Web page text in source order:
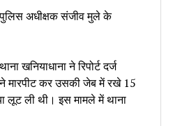
पुलिस अधीक्षक संजीव मुले के
खनियाधाना ने रिपोर्ट दर्ज
ने मारपीट कर उसकी जेब में रखे 15
लूट ली थी। इस मामले में थाना